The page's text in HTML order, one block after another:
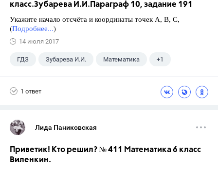
класс.Зубарева И.И.Параграф 10, задание 191
Укажите начало отсчёта и координаты точек А, В, С,
(Подробнее...)
14 июля 2017
ГДЗ Зубарева И.И. Математика +1
1 ответ
Лида Паниковская
Приветик! Кто решил? № 411 Математика 6 класс
Виленкин.